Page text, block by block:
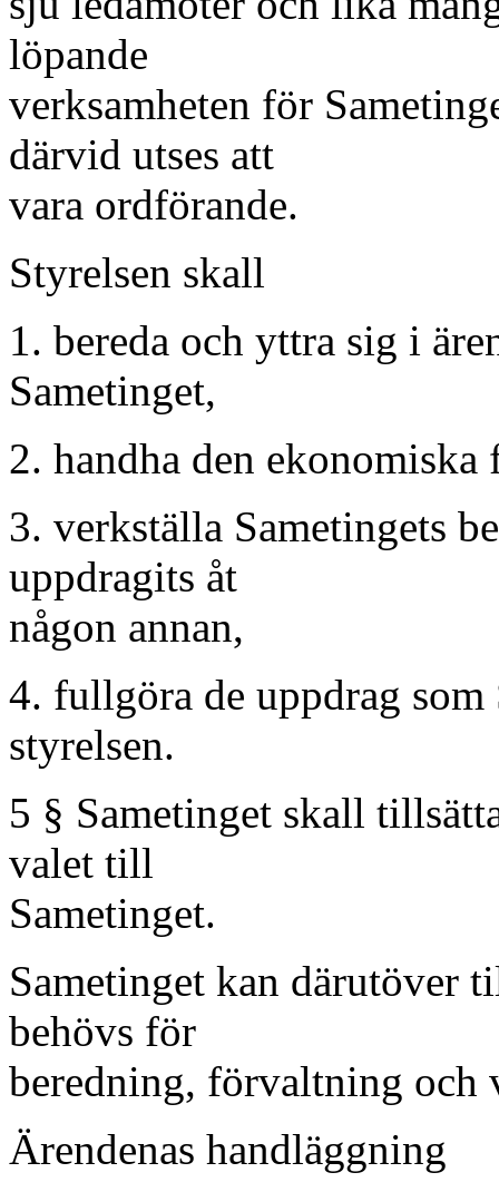
löpande
verksamheten för
därvid utses att
vara ordförande.
Styrelsen skall
1. bereda och yttra sig i
Sametinget,
2. handha den
3. verkställa Sametingets
uppdragits åt
någon annan,
4. fullgöra de uppdrag
styrelsen.
5 § Sametinget skall
valet till
Sametinget.
Sametinget kan därutöver
behövs för
beredning, förvaltning och
Ärendenas handläggning